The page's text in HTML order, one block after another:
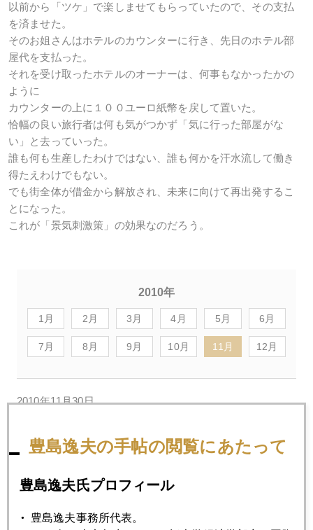
以前から「ツケ」で楽しませてもらっていたので、その支払
を済ませた。
そのお姐さんはホテルのカウンターに行き、先日のホテル部
屋代を支払った。
それを受け取ったホテルのオーナーは、何事もなかったかの
ように
カウンターの上に１００ユーロ紙幣を戻して置いた。
恰幅の良い旅行者は何も気がつかず「気に行った部屋がな
い」と去っていった。
誰も何も生産したわけではない、誰も何かを汗水流して働き
得たえわけでもない。
でも街全体が借金から解放され、未来に向けて再出発するこ
とになった。
これが「景気刺激策」の効果なのだろう。
2010年
1月 2月 3月 4月 5月 6月
7月 8月 9月 10月 11月 12月
2010年11月30日
アイルランドの現場で見たユーロ危機の実態
豊島逸夫の手帖の閲覧にあたって
豊島逸夫氏プロフィール
豊島逸夫事務所代表。